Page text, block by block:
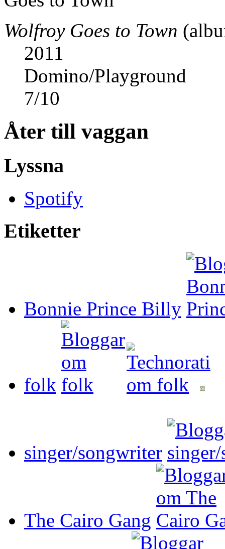
Wolfroy Goes to Town
2011
Domino/Playground
7/10
Åter till vaggan
Lyssna
Spotify
Etiketter
Bonnie Prince Billy
folk
singer/songwriter
The Cairo Gang